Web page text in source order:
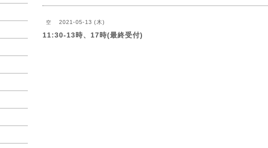
空 2021-05-13 (木)
11:30-13時、17時(最終受付)